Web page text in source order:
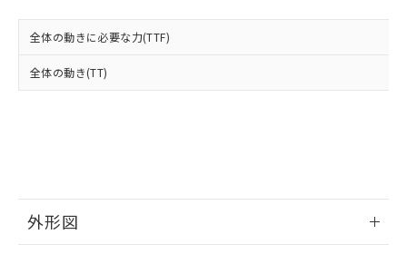
全体の動きに必要な力(TTF)
全体の動き(TT)
外形図
また、RoHS指令のフタル酸エステル類４
荷製品に未対応品が混在することから備考
欄に対応日を記載しておりました。